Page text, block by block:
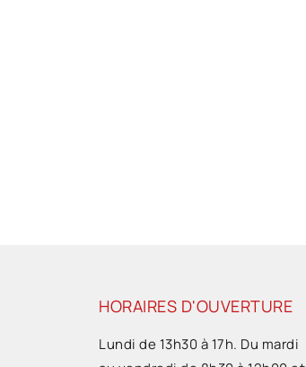
HORAIRES D'OUVERTURE
Lundi de 13h30 à 17h. Du mardi